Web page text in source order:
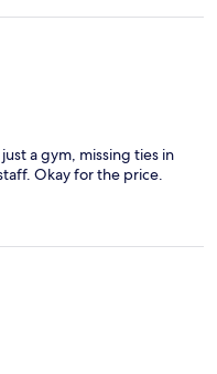
a gym, missing ties in
Okay for the price.